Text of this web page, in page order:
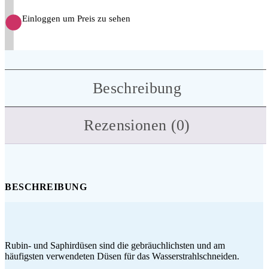
Einloggen um Preis zu sehen
Beschreibung
Rezensionen (0)
BESCHREIBUNG
Rubin- und Saphirdüsen sind die gebräuchlichsten und am
häufigsten verwendeten Düsen für das Wasserstrahlschneiden.